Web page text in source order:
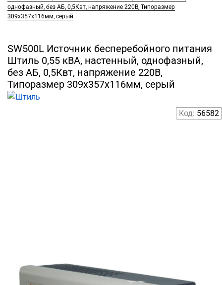
однофазный, без АБ, 0,5Квт, напряжение 220В, Типоразмер
309х357х116мм, серый
SW500L Источник бесперебойного питания
Штиль 0,55 кВА, настенный, однофазный,
без АБ, 0,5Квт, напряжение 220В,
Типоразмер 309х357х116мм, серый
Код: 56582